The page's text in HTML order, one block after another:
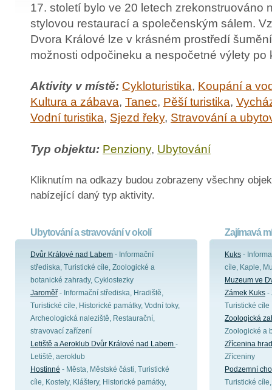
17. století bylo ve 20 letech zrekonstruováno
stylovou restaurací a společenským sálem.
Dvora Králové lze v krásném prostředí
možnosti odpočineku a nespočetné výlety po
Aktivity v místě: Cykloturistika, Koupání a
Kultura a zábava, Tanec, Pěší turistika,
Vodní turistika, Sjezd řeky, Stravování a
Typ objektu: Penziony, Ubytování
Kliknutím na odkazy budou zobrazeny všechny
nabízející daný typ aktivity.
Ubytování a stravování v okolí
Dvůr Králové nad Labem - Informační
střediska, Turistické cíle, Zoologické a
botanické zahrady, Cyklostezky
Jaroměř - Informační střediska, Hradiště,
Turistické cíle, Historické památky, Vodní toky,
Archeologická naleziště, Restaurační,
stravovací zařízení
Letiště a Aeroklub Dvůr Králové nad Labem -
Letiště, aeroklub
Hostinné - Města, Městské části, Turistické
cíle, Kostely, Kláštery, Historické památky,
Zajímavá
Kuks -
cíle, Kaple,
Muzeum ve
Zámek Kuks -
Turistické cíle
Zoologická
Zoologické a
Zřícenina
Zříceniny
Podzemní
Turistické